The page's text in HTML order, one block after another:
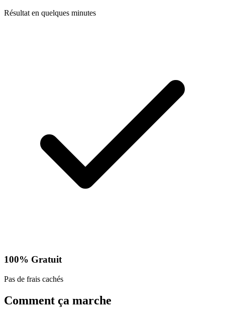
Résultat en quelques minutes
100% Gratuit
Pas de frais cachés
Comment ça marche